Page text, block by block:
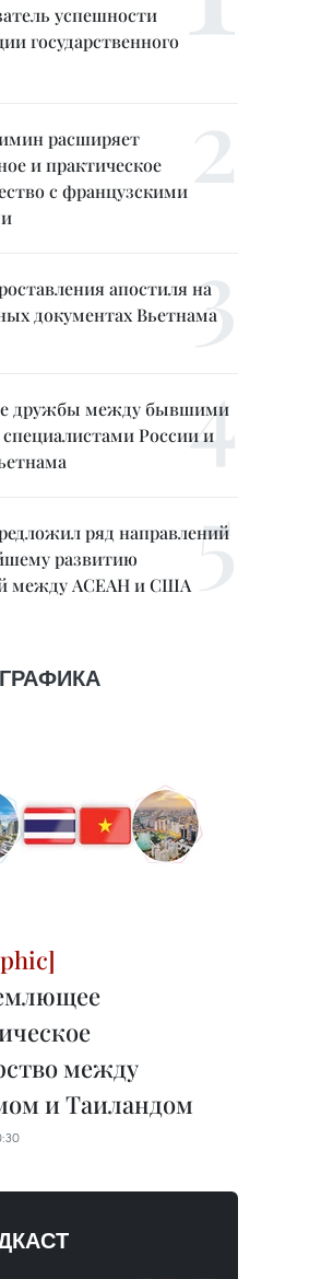
успешности
государственного
расширяет
и практическое
с французскими
апостиля на
документах Вьетнама
дружбы между бывшими
России и
ряд направлений
развитию
между АСЕАН и США
между
и Таиландом